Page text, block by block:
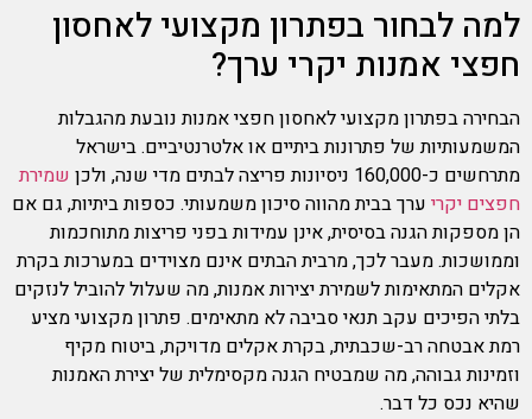
למה לבחור בפתרון מקצועי לאחסון
חפצי אמנות יקרי ערך?
הבחירה בפתרון מקצועי לאחסון חפצי אמנות נובעת מהגבלות
המשמעותיות של פתרונות ביתיים או אלטרנטיביים. בישראל
מתרחשים כ-160,000 ניסיונות פריצה לבתים מדי שנה, ולכן
שמירת
חפצים יקרי ערך בבית מהווה סיכון משמעותי. כספות ביתיות, גם אם
הן מספקות הגנה בסיסית, אינן עמידות בפני פריצות מתוחכמות
וממושכות. מעבר לכך, מרבית הבתים אינם מצוידים במערכות בקרת
אקלים המתאימות לשמירת יצירות אמנות, מה שעלול להוביל לנזקים
בלתי הפיכים עקב תנאי סביבה לא מתאימים. פתרון מקצועי מציע
רמת אבטחה רב-שכבתית, בקרת אקלים מדויקת, ביטוח מקיף
וזמינות גבוהה, מה שמבטיח הגנה מקסימלית של יצירת האמנות
שהיא נכס כל דבר.